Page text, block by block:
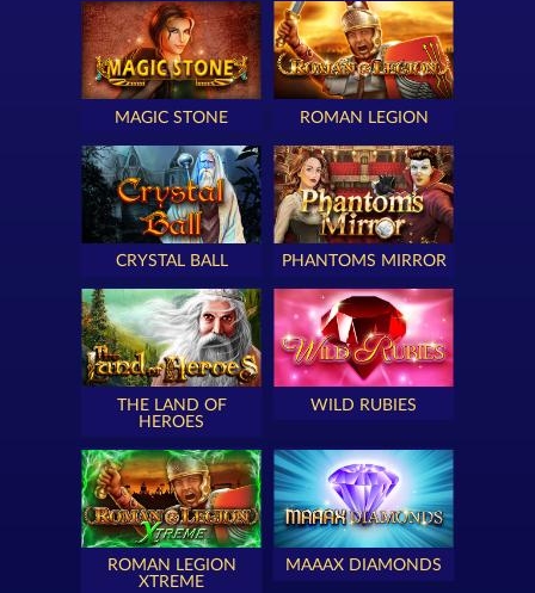
MAGIC STONE ROMAN LEGION
CRYSTAL BALL PHANTOMS MIRROR
THE LAND OF
HEROES
WILD RUBIES
ROMAN LEGION
XTREME
MAAAX DIAMONDS